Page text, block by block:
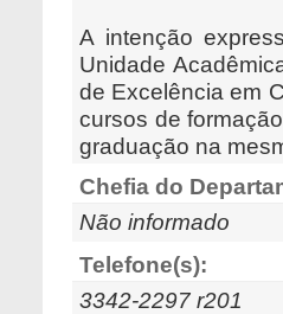
A intenção
Unidade
de Excelência em
cursos de
graduação na
Chefia do
Não informado
Telefone(s):
3342-2297 r201